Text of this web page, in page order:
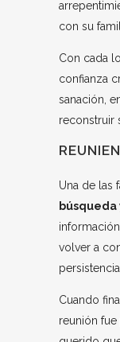
con su
Con cada
confianza
sanación,
reconstruir
Una de las
volver a
Cuando
reunión